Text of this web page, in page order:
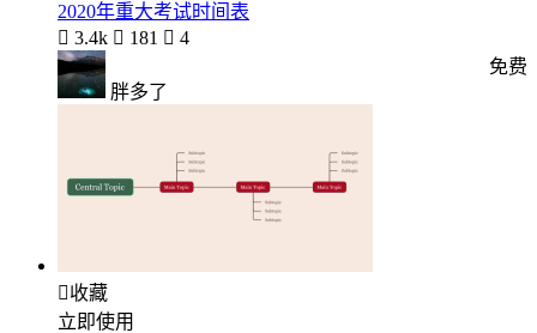
2020年重大考试时间表
 3.4k  181  4
胖多了
免费
收藏
立即使用